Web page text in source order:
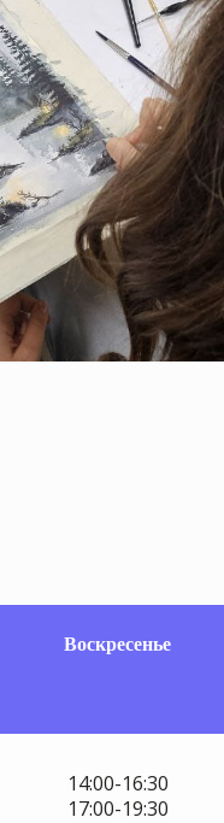
Воскресенье
14:00-16:30
17:00-19:30